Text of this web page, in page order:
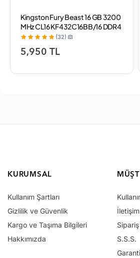
Kingston Fury Beast 16 GB 3200
MHz CL16 KF432C16BB/16 DDR4
Ram
(32)
5,950 TL
KURUMSAL
Kullanım Şartları
Gizlilik ve Güvenlik
Kargo ve Taşıma Bilgileri
Hakkımızda
İletişim
S.S.S.